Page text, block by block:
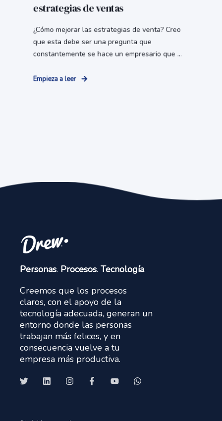
estrategias de ventas
¿Cómo mejorar las estrategias de venta? Creo
que esta debe ser una pregunta que
constantemente se hace un empresario que ...
Empieza a leer
Personas. Procesos. Tecnología.
Creemos que los procesos
claros, con el apoyo de la
tecnología adecuada, generan un
entorno donde las personas
trabajan más felices, y en
consecuencia vuelve a tu
empresa más productiva.